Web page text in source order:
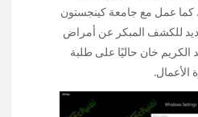
كما عمل مع جامعة كينجستون
جديد للكشف المبكر عن أمراض
خان حاليًا على طلبة
الأعمال.